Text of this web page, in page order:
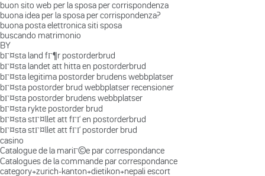
buon sito web per la sposa per corrispondenza
buona idea per la sposa per corrispondenza?
buona posta elettronica siti sposa
buscando matrimonio
BY
bГ¤sta land fГ¶r postorderbrud
bГ¤sta landet att hitta en postorderbrud
bГ¤sta legitima postorder brudens webbplatser
bГ¤sta postorder brud webbplatser recensioner
bГ¤sta postorder brudens webbplatser
bГ¤sta rykte postorder brud
bГ¤sta stГ¤llet att fГҐ en postorderbrud
bГ¤sta stГ¤llet att fГҐ postorder brud
casino
Catalogue de la mariГ©e par correspondance
Catalogues de la commande par correspondance
category+zurich-kanton+dietikon+nepali escort